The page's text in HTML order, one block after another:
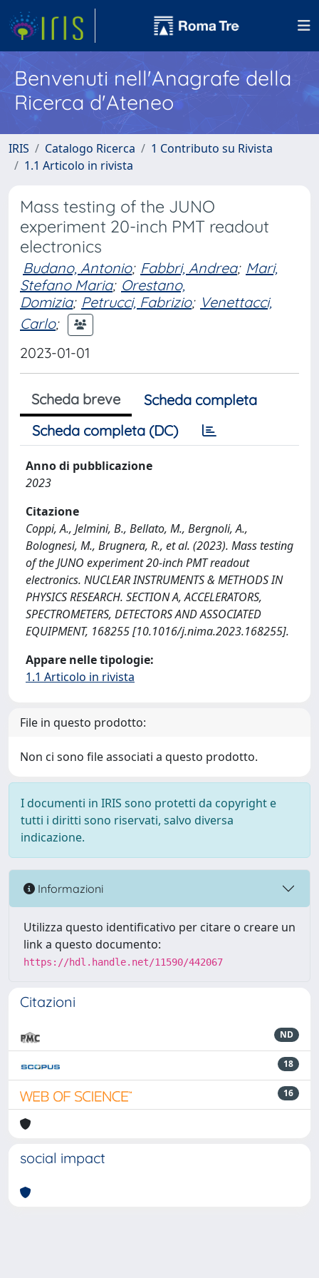
Benvenuti nell'Anagrafe della
Ricerca d'Ateneo
IRIS Catalogo Ricerca
1 Contributo su Rivista
1.1 Articolo in rivista
Mass testing of the JUNO
experiment 20-inch PMT readout
electronics
Budano, Antonio; Fabbri, Andrea; Mari,
Stefano Maria; Orestano,
Domizia; Petrucci, Fabrizio; Venettacci,
Carlo;
2023-01-01
Scheda breve
Scheda completa
Scheda completa (DC)
Anno di pubblicazione
2023
Citazione
Coppi, A., Jelmini, B., Bellato, M., Bergnoli, A.,
Bolognesi, M., Brugnera, R., et al. (2023). Mass testing
of the JUNO experiment 20-inch PMT readout
electronics. NUCLEAR INSTRUMENTS & METHODS IN
PHYSICS RESEARCH. SECTION A, ACCELERATORS,
SPECTROMETERS, DETECTORS AND ASSOCIATED
EQUIPMENT, 168255 [10.1016/j.nima.2023.168255].
Appare nelle tipologie:
1.1 Articolo in rivista
File in questo prodotto:
Non ci sono file associati a questo prodotto.
I documenti in IRIS sono protetti da copyright e
tutti i diritti sono riservati, salvo diversa
indicazione.
Informazioni
Utilizza questo identificativo per citare o creare un
link a questo documento:
https://hdl.handle.net/11590/442067
Citazioni
ND
18
16
social impact